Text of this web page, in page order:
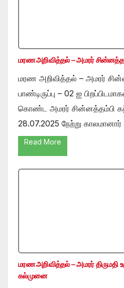
மரண அறிவித்தல் – அமரர்
மரண அறிவித்தல் – அமரர்
பாண்டிருப்பு – 02 ஐ
கொண்ட அமரர் சின்னத்தம்பி
28.07.2025 நேற்று
Read More
மரண அறிவித்தல் – அமரர் திருமதி
கல்முனை